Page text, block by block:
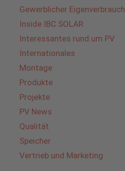
Gewerblicher Eigenverbrauch
Inside IBC SOLAR
Interessantes rund um PV
Internationales
Montage
Produkte
Projekte
PV News
Qualität
Speicher
Vertrieb und Marketing